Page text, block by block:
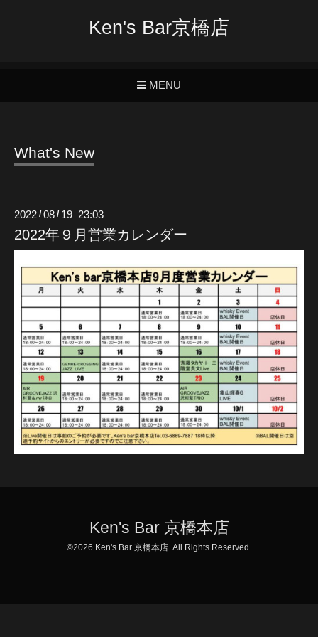
Ken's Bar京橋店
MENU
What's New
2022 /08 / 19 23:03
2022年９月営業カレンダー
Ken's Bar 京橋本店
©2026 Ken's Bar 京橋本店. All Rights Reserved.